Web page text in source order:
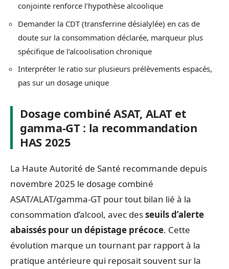
conjointe renforce l’hypothèse alcoolique
Demander la CDT (transferrine désialylée) en cas de
doute sur la consommation déclarée, marqueur plus
spécifique de l’alcoolisation chronique
Interpréter le ratio sur plusieurs prélèvements espacés,
pas sur un dosage unique
Dosage combiné ASAT, ALAT et
gamma-GT : la recommandation
HAS 2025
La Haute Autorité de Santé recommande depuis
novembre 2025 le dosage combiné
ASAT/ALAT/gamma-GT pour tout bilan lié à la
consommation d’alcool, avec desseuils d’alerte
abaissés pour un dépistage précoce. Cette
évolution marque un tournant par rapport à la
pratique antérieure qui reposait souvent sur la